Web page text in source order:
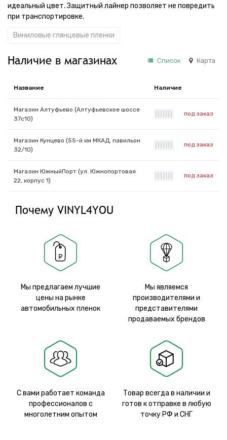
идеальный цвет. Защитный лайнер позволяет не повредить
при транспортировке.
Виниловые глянцевые пленки
Наличие в магазинах Список Карта
Название Наличие
Магазин Алтуфьево (Алтуфьевское шоссе
37с10)
под заказ
Магазин Кунцево (55-й км МКАД, павильон
32/10)
под заказ
Магазин ЮжныйПорт (ул. Южнопортовая
22, корпус 1)
под заказ
Почему VINYL4YOU
Мы предлагаем лучшие
цены на рынке
автомобильных пленок
Мы являемся
производителями и
представителями
продаваемых брендов
С вами работает команда
профессионалов с
многолетним опытом
Товар всегда в наличии и
готов к отправке в любую
точку РФ и СНГ